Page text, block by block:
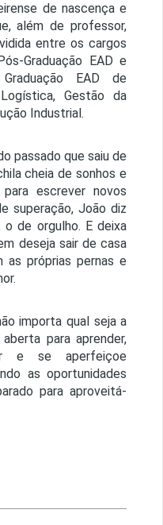
de nascença e
além de professor,
entre os cargos
Graduação EAD e
EAD de
Gestão da
Industrial.
passado que saiu de
cheia de sonhos e
escrever novos
superação, João diz
de orgulho. E deixa
deseja sair de casa
as próprias pernas e
importa qual seja a
para aprender,
e se aperfeiçoe
as oportunidades
para aproveitá-